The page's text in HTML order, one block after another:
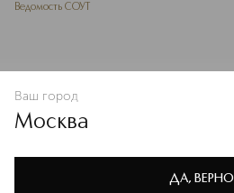
Политике конфиденциальности
В КОРЗИНУ
Ведомость СОУТ
Ваш город
Москва
ДА, ВЕРНО